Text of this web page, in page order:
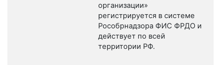
организации»
регистрируется в системе
Рособрнадзора ФИС ФРДО и
действует по всей
территории РФ.